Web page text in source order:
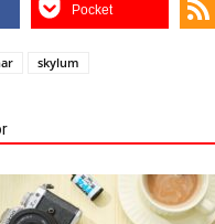
Pocket
skylum